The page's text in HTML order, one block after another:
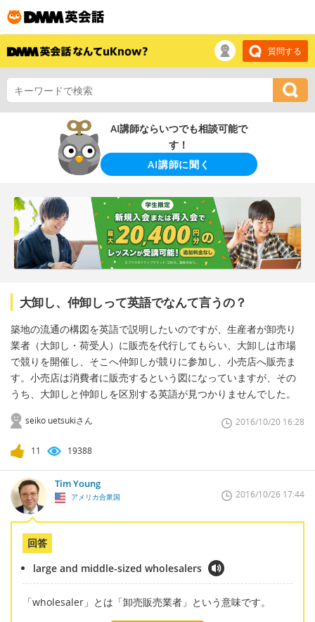
質問する
AI講師ならいつでも相談可能で
す！
AI講師に聞く
大卸し、仲卸しって英語でなんて言うの？
築地の流通の構図を英語で説明したいのですが、生産者が卸売り
業者（大卸し・荷受人）に販売を代行してもらい、大卸しは市場
で競りを開催し、そこへ仲卸しが競りに参加し、小売店へ販売ま
す。小売店は消費者に販売するという図になっていますが、その
うち、大卸しと仲卸しを区別する英語が見つかりませんでした。
seiko uetsukiさん 2016/10/20 16:28
11 19388
Tim Young
アメリカ合衆国 2016/10/26 17:44
回答
large and middle-sized wholesalers
「wholesaler」とは「卸売販売業者」という意味です。